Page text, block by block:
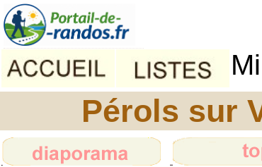
Pérols sur